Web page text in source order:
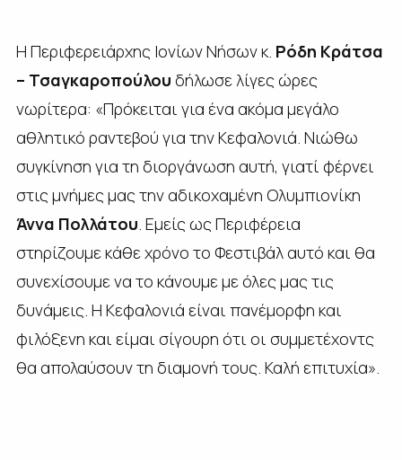
Η Περιφερειάρχης Ιονίων Νήσων κ. Ρόδη Κράτσα
– Τσαγκαροπούλου δήλωσε λίγες ώρες
νωρίτερα: «Πρόκειται για ένα ακόμα μεγάλο
αθλητικό ραντεβού για την Κεφαλονιά. Νιώθω
συγκίνηση για τη διοργάνωση αυτή, γιατί φέρνει
στις μνήμες μας την αδικοχαμένη Ολυμπιονίκη
Άννα Πολλάτου . Εμείς ως Περιφέρεια
στηρίζουμε κάθε χρόνο το Φεστιβάλ αυτό και θα
συνεχίσουμε να το κάνουμε με όλες μας τις
δυνάμεις. Η Κεφαλονιά είναι πανέμορφη και
φιλόξενη και είμαι σίγουρη ότι οι συμμετέχοντς
θα απολαύσουν τη διαμονή τους. Καλή επιτυχία».